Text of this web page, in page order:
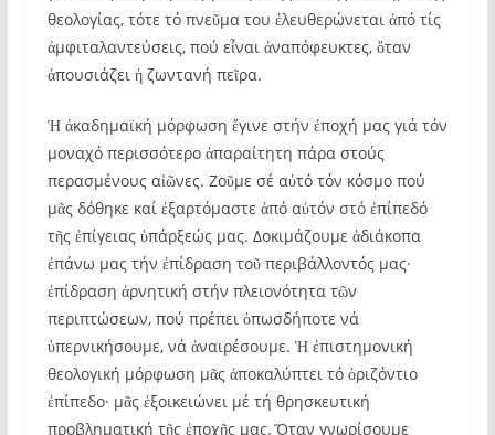
θεολογίας, τότε τό πνεῦμα του ἐλευθερώνεται ἀπό τίς
ἀμφιταλαντεύσεις, πού εἶναι ἀναπόφευκτες, ὅταν
ἀπουσιάζει ἡ ζωντανή πεῖρα.
Ἡ ἀκαδημαϊκή μόρφωση ἔγινε στήν ἐποχή μας γιά τόν
μοναχό περισσότερο ἀπαραίτητη πάρα στούς
περασμένους αἰῶνες. Ζοῦμε σέ αὐτό τόν κόσμο πού
μᾶς δόθηκε καί ἐξαρτόμαστε ἀπό αὐτόν στό ἐπίπεδό
τῆς ἐπίγειας ὑπάρξεώς μας. Δοκιμάζουμε ἀδιάκοπα
ἐπάνω μας τήν ἐπίδραση τοῦ περιβάλλοντός μας·
ἐπίδραση ἀρνητική στήν πλειονότητα τῶν
περιπτώσεων, πού πρέπει ὁπωσδήποτε νά
ὑπερνικήσουμε, νά ἀναιρέσουμε. Ἡ ἐπιστημονική
θεολογική μόρφωση μᾶς ἀποκαλύπτει τό ὁριζόντιο
ἐπίπεδο· μᾶς ἐξοικειώνει μέ τή θρησκευτική
προβληματική τῆς ἐποχῆς μας. Ὅταν γνωρίσουμε